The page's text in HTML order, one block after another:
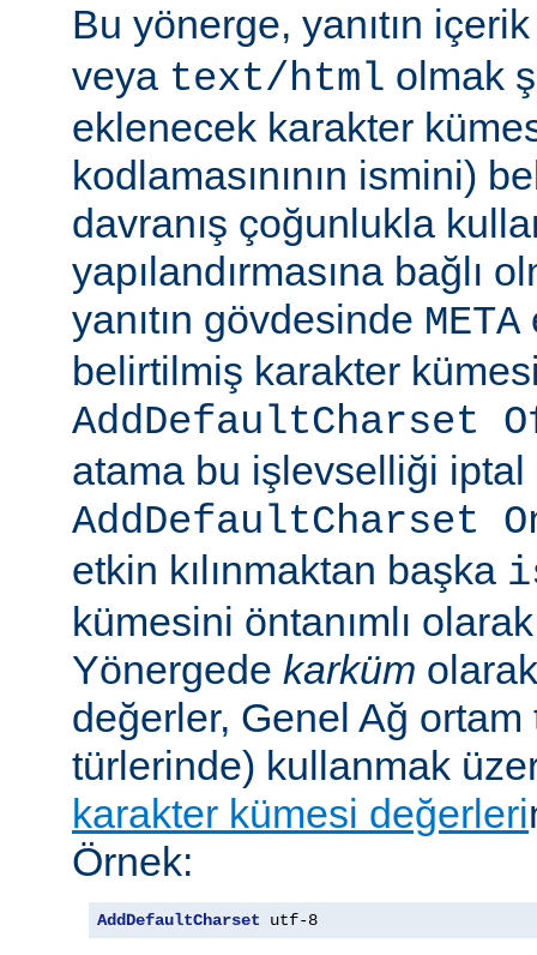
Bu yönerge, yanıtın
veya text/html olmak
eklenecek karakter
kodlamasınının ismini)
davranış çoğunlukla
yapılandırmasına bağlı
yanıtın gövdesinde META
belirtilmiş karakter
AddDefaultCharset
atama bu işlevselliği iptal
AddDefaultCharset
etkin kılınmaktan başka
kümesini öntanımlı
Yönergede karküm
değerler, Genel Ağ
türlerinde) kullanmak
karakter kümesi değerleri
Örnek:
AddDefaultCharset utf-8